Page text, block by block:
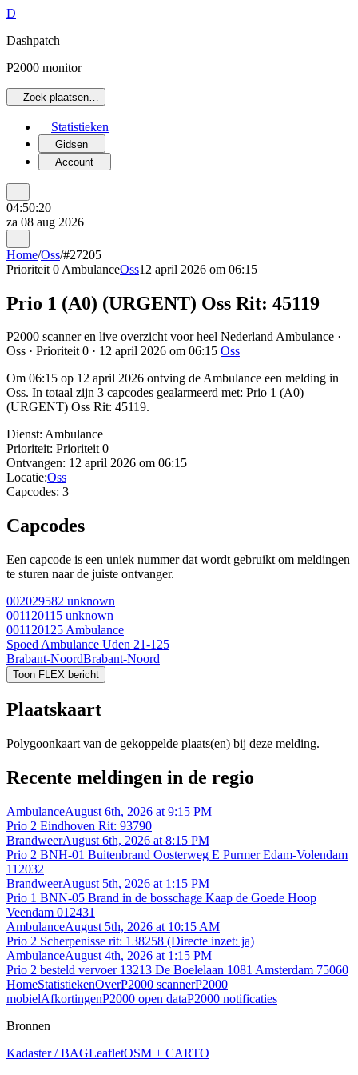
D
Dashpatch
P2000 monitor
Zoek plaatsen…
Statistieken
Gidsen
Account
04:50:20
za 08 aug 2026
Home/Oss/#27205
Prioriteit 0 AmbulanceOss12 april 2026 om 06:15
Prio 1 (A0) (URGENT) Oss Rit: 45119
P2000 scanner en live overzicht voor heel Nederland Ambulance ·
Oss · Prioriteit 0 · 12 april 2026 om 06:15 Oss
Om 06:15 op 12 april 2026 ontving de Ambulance een melding in
Oss. In totaal zijn 3 capcodes gealarmeerd met: Prio 1 (A0)
(URGENT) Oss Rit: 45119.
Dienst: Ambulance
Prioriteit: Prioriteit 0
Ontvangen: 12 april 2026 om 06:15
Locatie:Oss
Capcodes: 3
Capcodes
Een capcode is een uniek nummer dat wordt gebruikt om meldingen
te sturen naar de juiste ontvanger.
002029582 unknown
001120115 unknown
001120125 Ambulance
Spoed Ambulance Uden 21-125
Brabant-NoordBrabant-Noord
Toon FLEX bericht
Plaatskaart
Polygoonkaart van de gekoppelde plaats(en) bij deze melding.
Recente meldingen in de regio
AmbulanceAugust 6th, 2026 at 9:15 PM
Prio 2 Eindhoven Rit: 93790
BrandweerAugust 6th, 2026 at 8:15 PM
Prio 2 BNH-01 Buitenbrand Oosterweg E Purmer Edam-Volendam
112032
BrandweerAugust 5th, 2026 at 1:15 PM
Prio 1 BNN-05 Brand in de bosschage Kaap de Goede Hoop
Veendam 012431
AmbulanceAugust 5th, 2026 at 10:15 AM
Prio 2 Scherpenisse rit: 138258 (Directe inzet: ja)
AmbulanceAugust 4th, 2026 at 1:15 PM
Prio 2 besteld vervoer 13213 De Boelelaan 1081 Amsterdam 75060
HomeStatistiekenOverP2000 scannerP2000
mobielAfkortingenP2000 open dataP2000 notificaties
Bronnen
Kadaster / BAGLeafletOSM + CARTO